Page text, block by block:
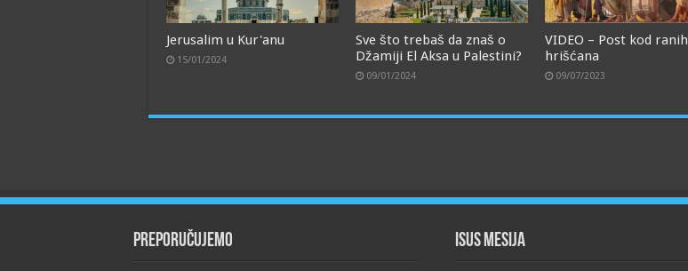
Jerusalim u Kur'anu
15/01/2024
Sve što trebaš da znaš o
Džamiji El Aksa u Palestini?
09/01/2024
VIDEO – Post kod ranih
hrišćana
09/07/2023
Preporučujemo Isus Mesija